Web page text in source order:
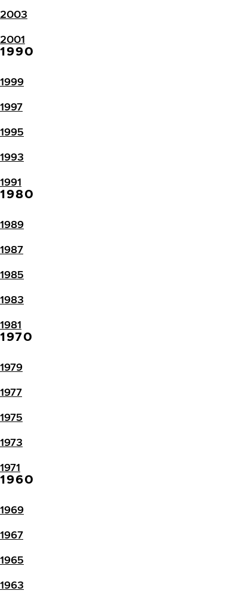
2003
2001
1990
1999
1997
1995
1993
1991
1980
1989
1987
1985
1983
1981
1970
1979
1977
1975
1973
1971
1960
1969
1967
1965
1963